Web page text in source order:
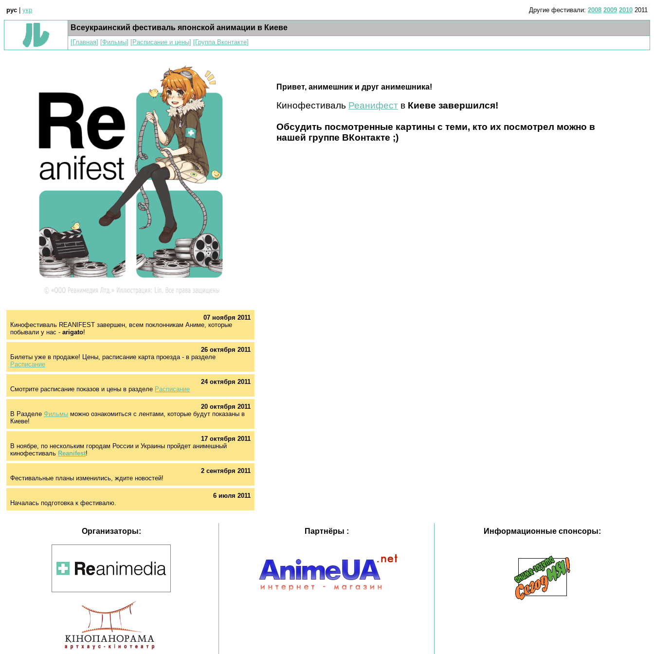
рус укр Другие фестивали: 2008 2009 2010 2011
Всеукраинский фестиваль японской анимации в Киеве
[Главная] [Фильмы] [Расписание и цены] [Группа Вконтакте]
07 ноября 2011
Кинофестиваль REANIFEST завершен, всем поклонникам Аниме, которые
побывали у нас - arigato!
26 октября 2011
Билеты уже в продаже! Цены, расписание карта проезда - в разделе
Расписание
24 октября 2011
Смотрите расписание показов и цены в разделе Расписание
20 октября 2011
В Разделе Фильмы можно ознакомиться с лентами, которые будут показаны в
Киеве!
17 октября 2011
В ноябре, по нескольким городам России и Украины пройдет анимешный
кинофестиваль Reanifest!
2 сентября 2011
Фестивальные планы изменились, ждите новостей!
6 июля 2011
Началась подготовка к фестивалю.
Привет, анимешник и друг анимешника!
Кинофестиваль Реанифест в Киеве завершился!
Обсудить посмотренные картины с теми, кто их посмотрел можно в
нашей группе ВКонтакте ;)
Организаторы: Партнёры : Информационные спонсоры: